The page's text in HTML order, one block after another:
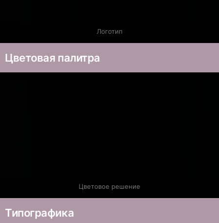
Логотип
Цветовая палитра
Цветовое решение
Типографика